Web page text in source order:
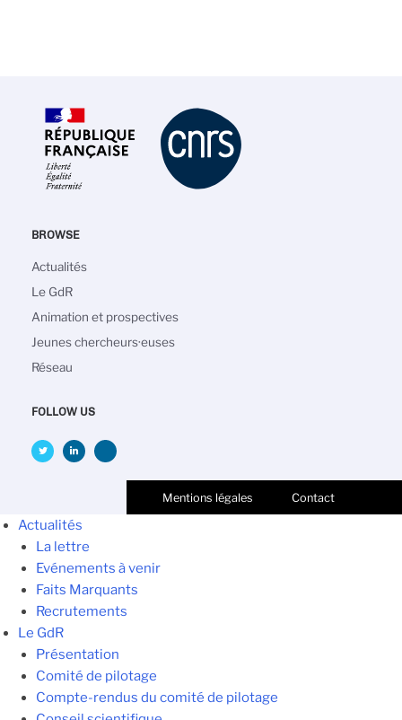
BROWSE
Main
navigation
Actualités
Le GdR
Animation et prospectives
Jeunes chercheurs·euses
Réseau
FOLLOW US
Mentions légales Contact
Actualités
La lettre
Evénements à venir
Faits Marquants
Recrutements
Le GdR
Présentation
Comité de pilotage
Compte-rendus du comité de pilotage